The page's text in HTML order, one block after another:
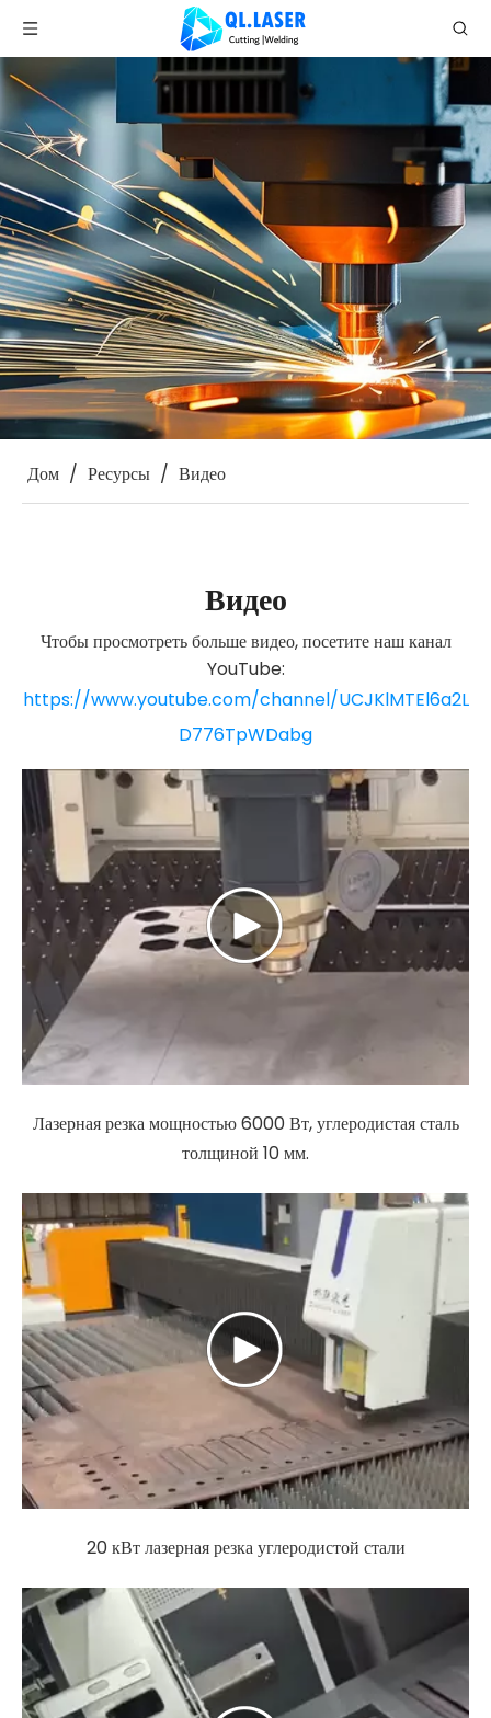
Дом / Ресурсы / Видео
Видео
Чтобы просмотреть больше видео, посетите наш канал
YouTube:
https://www.youtube.com/channel/UCJKlMTEl6a2L
D776TpWDabg
Лазерная резка мощностью 6000 Вт, углеродистая сталь
толщиной 10 мм.
20 кВт лазерная резка углеродистой стали